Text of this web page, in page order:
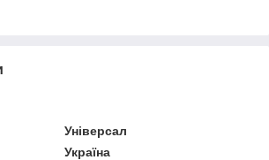
Універсал
Україна